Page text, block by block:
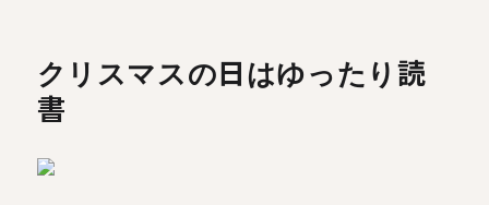
クリスマスの日はゆったり読
書